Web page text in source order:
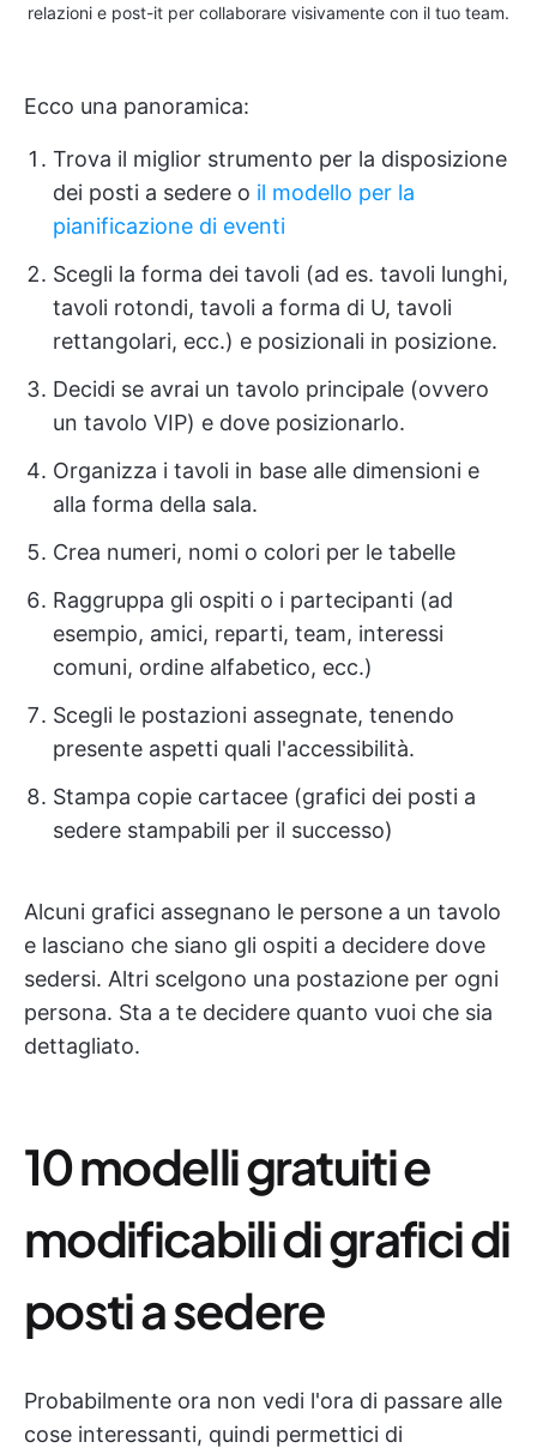
relazioni e post-it per collaborare visivamente con il tuo team.
Ecco una panoramica:
Trova il miglior strumento per la disposizione
dei posti a sedere o il modello per la
pianificazione di eventi
Scegli la forma dei tavoli (ad es. tavoli lunghi,
tavoli rotondi, tavoli a forma di U, tavoli
rettangolari, ecc.) e posizionali in posizione.
Decidi se avrai un tavolo principale (ovvero
un tavolo VIP) e dove posizionarlo.
Organizza i tavoli in base alle dimensioni e
alla forma della sala.
Crea numeri, nomi o colori per le tabelle
Raggruppa gli ospiti o i partecipanti (ad
esempio, amici, reparti, team, interessi
comuni, ordine alfabetico, ecc.)
Scegli le postazioni assegnate, tenendo
presente aspetti quali l'accessibilità.
Stampa copie cartacee (grafici dei posti a
sedere stampabili per il successo)
Alcuni grafici assegnano le persone a un tavolo
e lasciano che siano gli ospiti a decidere dove
sedersi. Altri scelgono una postazione per ogni
persona. Sta a te decidere quanto vuoi che sia
dettagliato.
10 modelli gratuiti e
modificabili di grafici di
posti a sedere
Probabilmente ora non vedi l'ora di passare alle
cose interessanti, quindi permettici di